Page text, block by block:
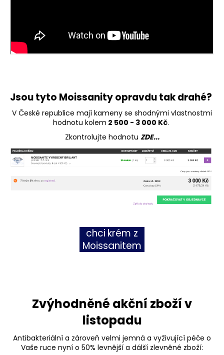
Jsou tyto Moissanity opravdu tak drahé?
V České republice mají kameny se shodnými vlastnostmi
hodnotu kolem 2 500 - 3 000 Kč.
Zkontrolujte hodnotu ZDE...
chci krém z
Moissanitem
Zvýhodněné akční zboží v
listopadu
Antibakteriální a zároveň velmi jemná a vyživující péče o
Vaše ruce nyní o 50% levnější a dálší zlevněné zboží: